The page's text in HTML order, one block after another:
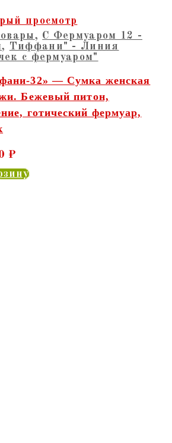
просмотр
, С Фермуаром 12 -
, Тиффани" - Линия
с фермуаром"
32» — Сумка женская
Бежевый питон,
готический фермуар,
₽